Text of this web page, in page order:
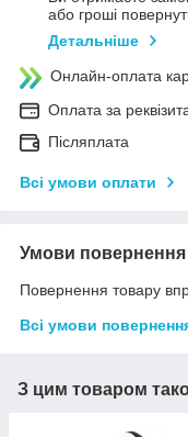
або гроші
Детальніше
Онлайн-оплата
Оплата за
Післяплата
Всі умови оплати
Умови повернення
Повернення товару
Всі умови
З цим товаром